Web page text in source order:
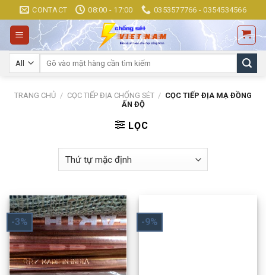
to
content
CONTACT 08:00 - 17:00 0353577766 - 0354534566
Tìm
TRANG CHỦ / CỌC TIẾP ĐỊA CHỐNG SÉT / CỌC TIẾP ĐỊA MẠ ĐỒNG
ẤN ĐỘ
LỌC
-3% -9%